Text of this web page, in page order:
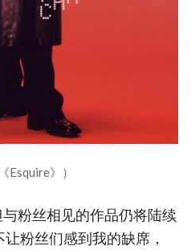
Esquire》）
粉丝相见的作品仍将陆续
粉丝们感到我的缺席，